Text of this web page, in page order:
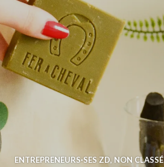
ENTREPRENEURS·SES ZD, NON CLASSÉ